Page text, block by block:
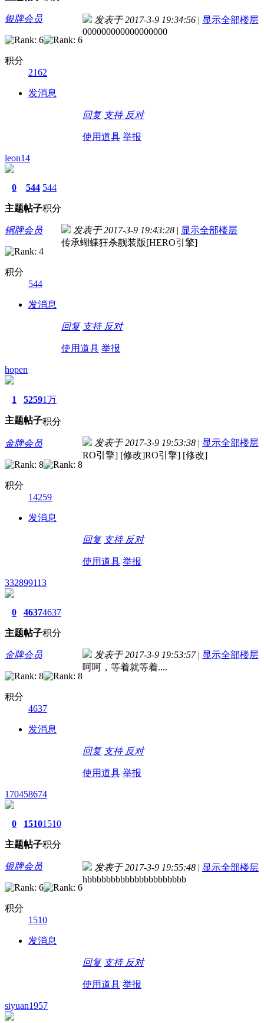
银牌会员
积分
2162
发消息
发表于 2017-3-9 19:34:56 | 显示全部楼层
000000000000000000
回复 支持 反对
使用道具 举报
leon14
0
主题
544
帖子
544
积分
铜牌会员
积分
544
发消息
发表于 2017-3-9 19:43:28 | 显示全部楼层
传承蝴蝶狂杀靓装版[HERO引擎]
回复 支持 反对
使用道具 举报
hopen
1
主题
5259
帖子
1万
积分
金牌会员
积分
14259
发消息
发表于 2017-3-9 19:53:38 | 显示全部楼层
RO引擎] [修改]RO引擎] [修改]
回复 支持 反对
使用道具 举报
332899113
0
主题
4637
帖子
4637
积分
金牌会员
积分
4637
发消息
发表于 2017-3-9 19:53:57 | 显示全部楼层
呵呵，等着就等着....
回复 支持 反对
使用道具 举报
170458674
0
主题
1510
帖子
1510
积分
银牌会员
积分
1510
发消息
发表于 2017-3-9 19:55:48 | 显示全部楼层
hbbbbbbbbbbbbbbbbbbbbb
回复 支持 反对
使用道具 举报
siyuan1957